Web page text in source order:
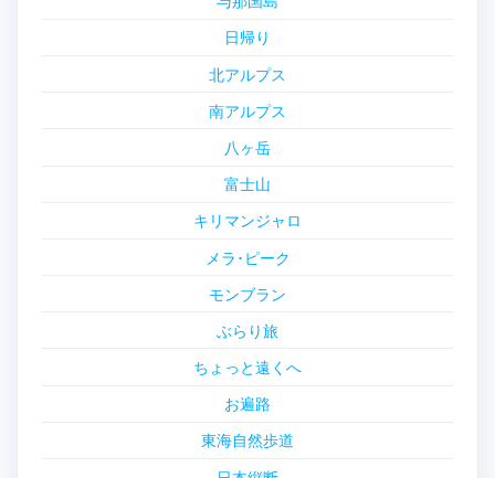
日帰り
北アルプス
南アルプス
八ヶ岳
富士山
キリマンジャロ
メラ･ピーク
モンブラン
ぶらり旅
ちょっと遠くへ
お遍路
東海自然歩道